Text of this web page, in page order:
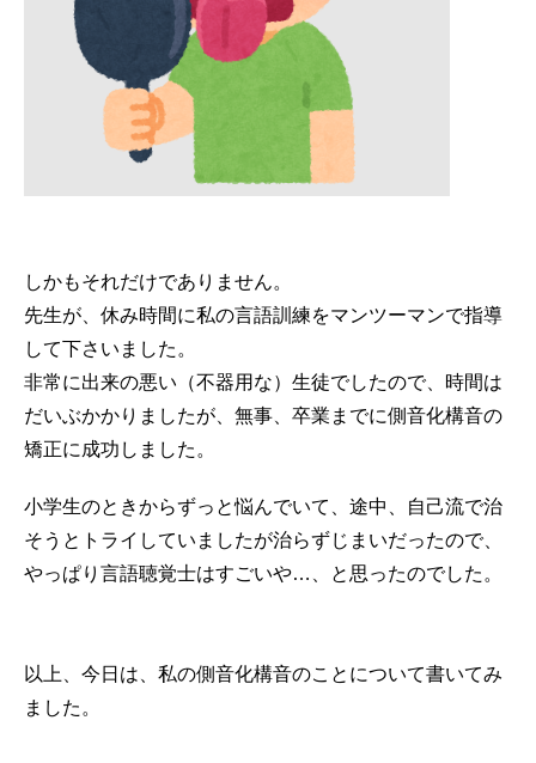
しかもそれだけでありません。
先生が、休み時間に私の言語訓練をマンツーマンで指導
して下さいました。
非常に出来の悪い（不器用な）生徒でしたので、時間は
だいぶかかりましたが、無事、卒業までに側音化構音の
矯正に成功しました。
小学生のときからずっと悩んでいて、途中、自己流で治
そうとトライしていましたが治らずじまいだったので、
やっぱり言語聴覚士はすごいや…、と思ったのでした。
以上、今日は、私の側音化構音のことについて書いてみ
ました。